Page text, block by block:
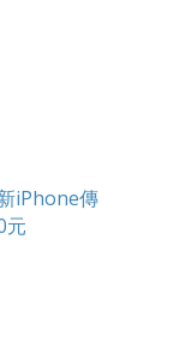
iPhone傳
元